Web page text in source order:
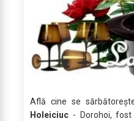
Află cine se
Holeiciuc - Dorohoi, fost